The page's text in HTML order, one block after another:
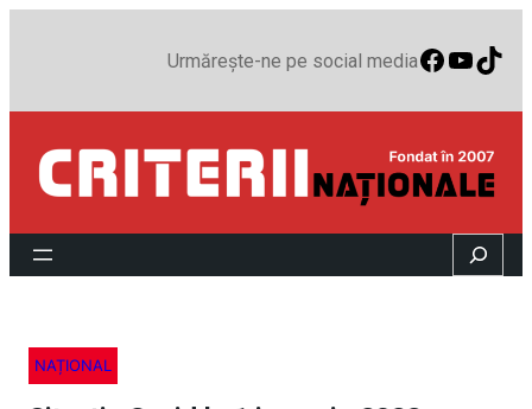
Urmărește-ne pe social media
Search
NAȚIONAL